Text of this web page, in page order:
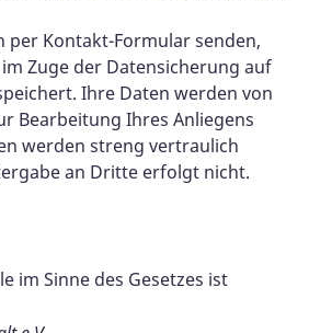
per Kontakt-Formular senden,
Zuge der Datensicherung auf
Ihre Daten werden von
Bearbeitung Ihres Anliegens
werden streng vertraulich
an Dritte erfolgt nicht.
im Sinne des Gesetzes ist